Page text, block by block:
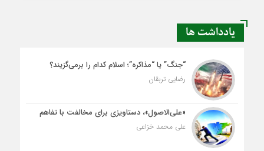
یادداشت ها
“جنگ” یا “مذاکره”؛ اسلام کدام را برمی‌گزیند؟
رضایی تربقان
«علی‌الاصول»، دستاویزی برای مخالفت با تفاهم
علی محمد خزاعی